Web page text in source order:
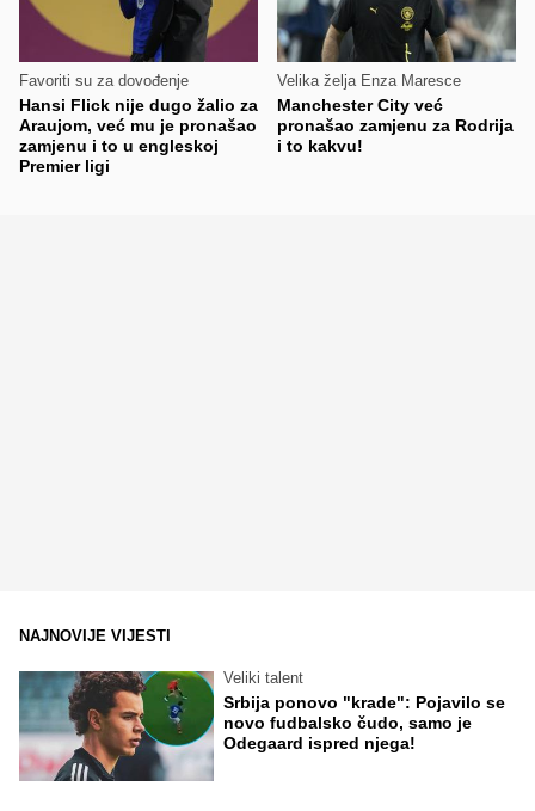
Favoriti su za dovođenje
Hansi Flick nije dugo žalio za
Araujom, već mu je pronašao
zamjenu i to u engleskoj
Premier ligi
Velika želja Enza Maresce
Manchester City već
pronašao zamjenu za Rodrija
i to kakvu!
NAJNOVIJE VIJESTI
Veliki talent
Srbija ponovo "krade": Pojavilo se
novo fudbalsko čudo, samo je
Odegaard ispred njega!